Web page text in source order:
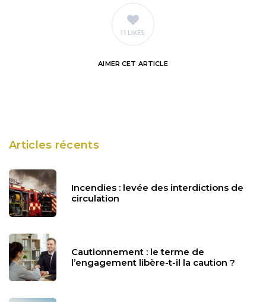
11 LIKES
AIMER CET ARTICLE
Articles récents
Incendies : levée des interdictions de
circulation
Cautionnement : le terme de
l’engagement libère-t-il la caution ?